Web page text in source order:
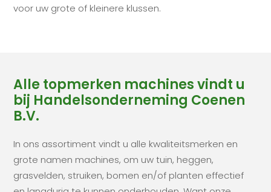
voor uw grote of kleinere klussen.
Alle topmerken machines vindt u
bij Handelsonderneming Coenen
B.V.
In ons assortiment vindt u alle kwaliteitsmerken en
grote namen machines, om uw tuin, heggen,
grasvelden, struiken, bomen en/of planten effectief